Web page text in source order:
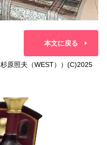
本文に戻る
原照夫（WEST））(C)2025